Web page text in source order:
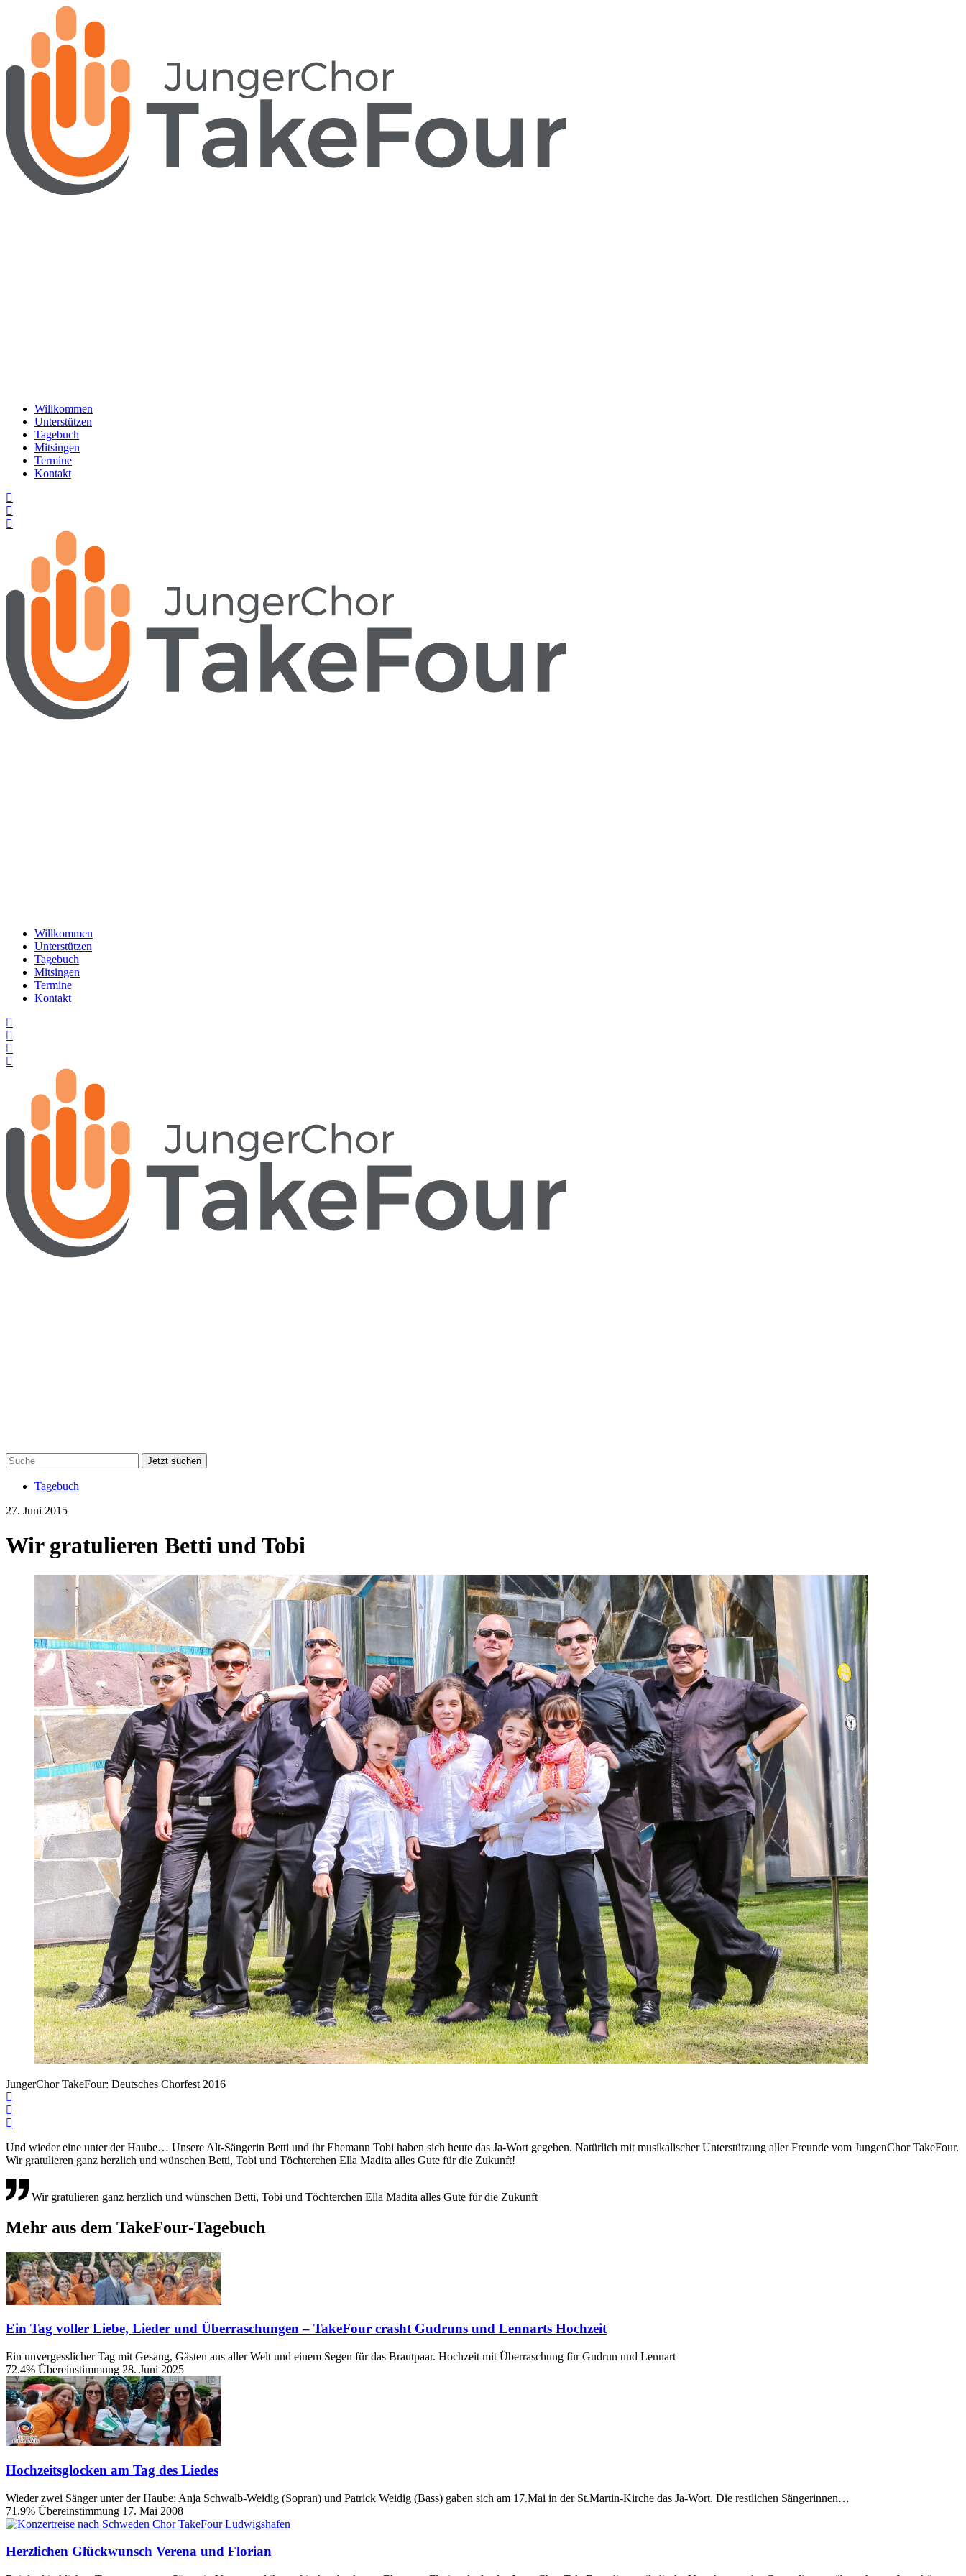
Willkommen
Unterstützen
Tagebuch
Mitsingen
Termine
Kontakt
Willkommen
Unterstützen
Tagebuch
Mitsingen
Termine
Kontakt
Jetzt suchen
Tagebuch
27. Juni 2015
Wir gratulieren Betti und Tobi
JungerChor TakeFour: Deutsches Chorfest 2016
Und wieder eine unter der Haube… Unsere Alt-Sängerin Betti und ihr Ehemann Tobi haben sich heute das Ja-Wort gegeben. Natürlich mit musikalischer Unterstützung aller Freunde vom JungenChor TakeFour.
Wir gratulieren ganz herzlich und wünschen Betti, Tobi und Töchterchen Ella Madita alles Gute für die Zukunft!
Wir gratulieren ganz herzlich und wünschen Betti, Tobi und Töchterchen Ella Madita alles Gute für die Zukunft
Mehr aus dem TakeFour-Tagebuch
Ein Tag voller Liebe, Lieder und Überraschungen – TakeFour crasht Gudruns und Lennarts Hochzeit
Ein unvergesslicher Tag mit Gesang, Gästen aus aller Welt und einem Segen für das Brautpaar. Hochzeit mit Überraschung für Gudrun und Lennart
72.4% Übereinstimmung 28. Juni 2025
Hochzeitsglocken am Tag des Liedes
Wieder zwei Sänger unter der Haube: Anja Schwalb-Weidig (Sopran) und Patrick Weidig (Bass) gaben sich am 17.Mai in der St.Martin-Kirche das Ja-Wort. Die restlichen Sängerinnen…
71.9% Übereinstimmung 17. Mai 2008
Herzlichen Glückwunsch Verena und Florian